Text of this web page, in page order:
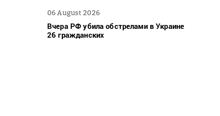
06 August 2026
Вчера РФ убила обстрелами в Украине
26 гражданских